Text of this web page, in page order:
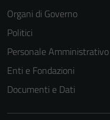
Organi di Governo
Politici
Personale Amministrativo
Enti e Fondazioni
Documenti e Dati